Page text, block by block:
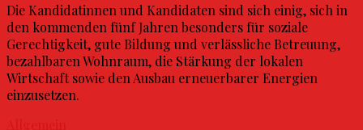
Die Kandidatinnen und Kandidaten sind sich einig, sich in
den kommenden fünf Jahren besonders für soziale
Gerechtigkeit, gute Bildung und verlässliche Betreuung,
bezahlbaren Wohnraum, die Stärkung der lokalen
Wirtschaft sowie den Ausbau erneuerbarer Energien
einzusetzen.